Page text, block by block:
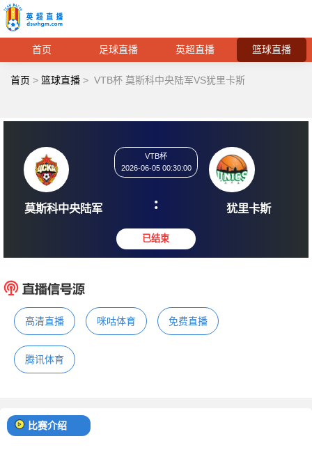
首页 足球直播 英超直播 篮球直播
首页 > 篮球直播 > VTB杯 莫斯科中央陆军VS犹里卡斯
莫斯科中央陆军
2026-06-05 00:30:00
: 犹里
高清直播 咪咕体育 免费直播
腾讯体育
比赛介绍